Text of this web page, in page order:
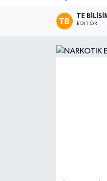
TE
EDITÖR
Magazin